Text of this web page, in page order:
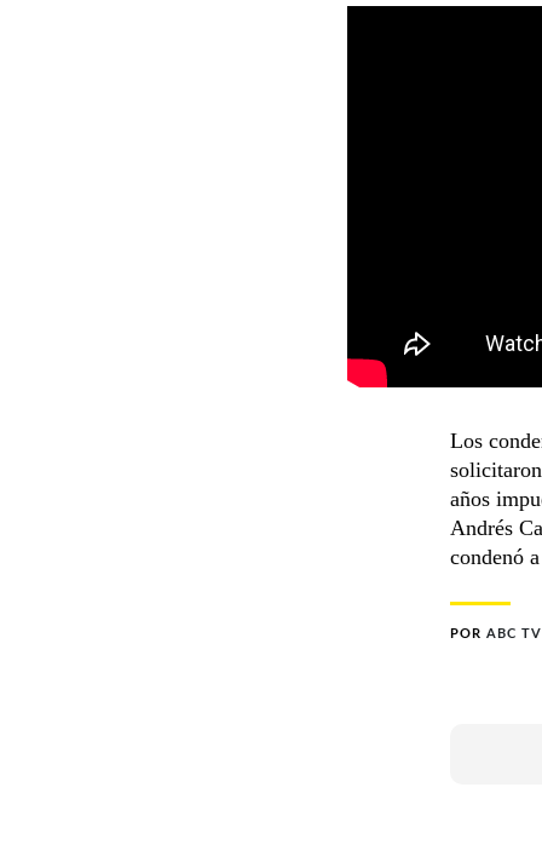
Los
años
Andrés
condenó
POR ABC TV